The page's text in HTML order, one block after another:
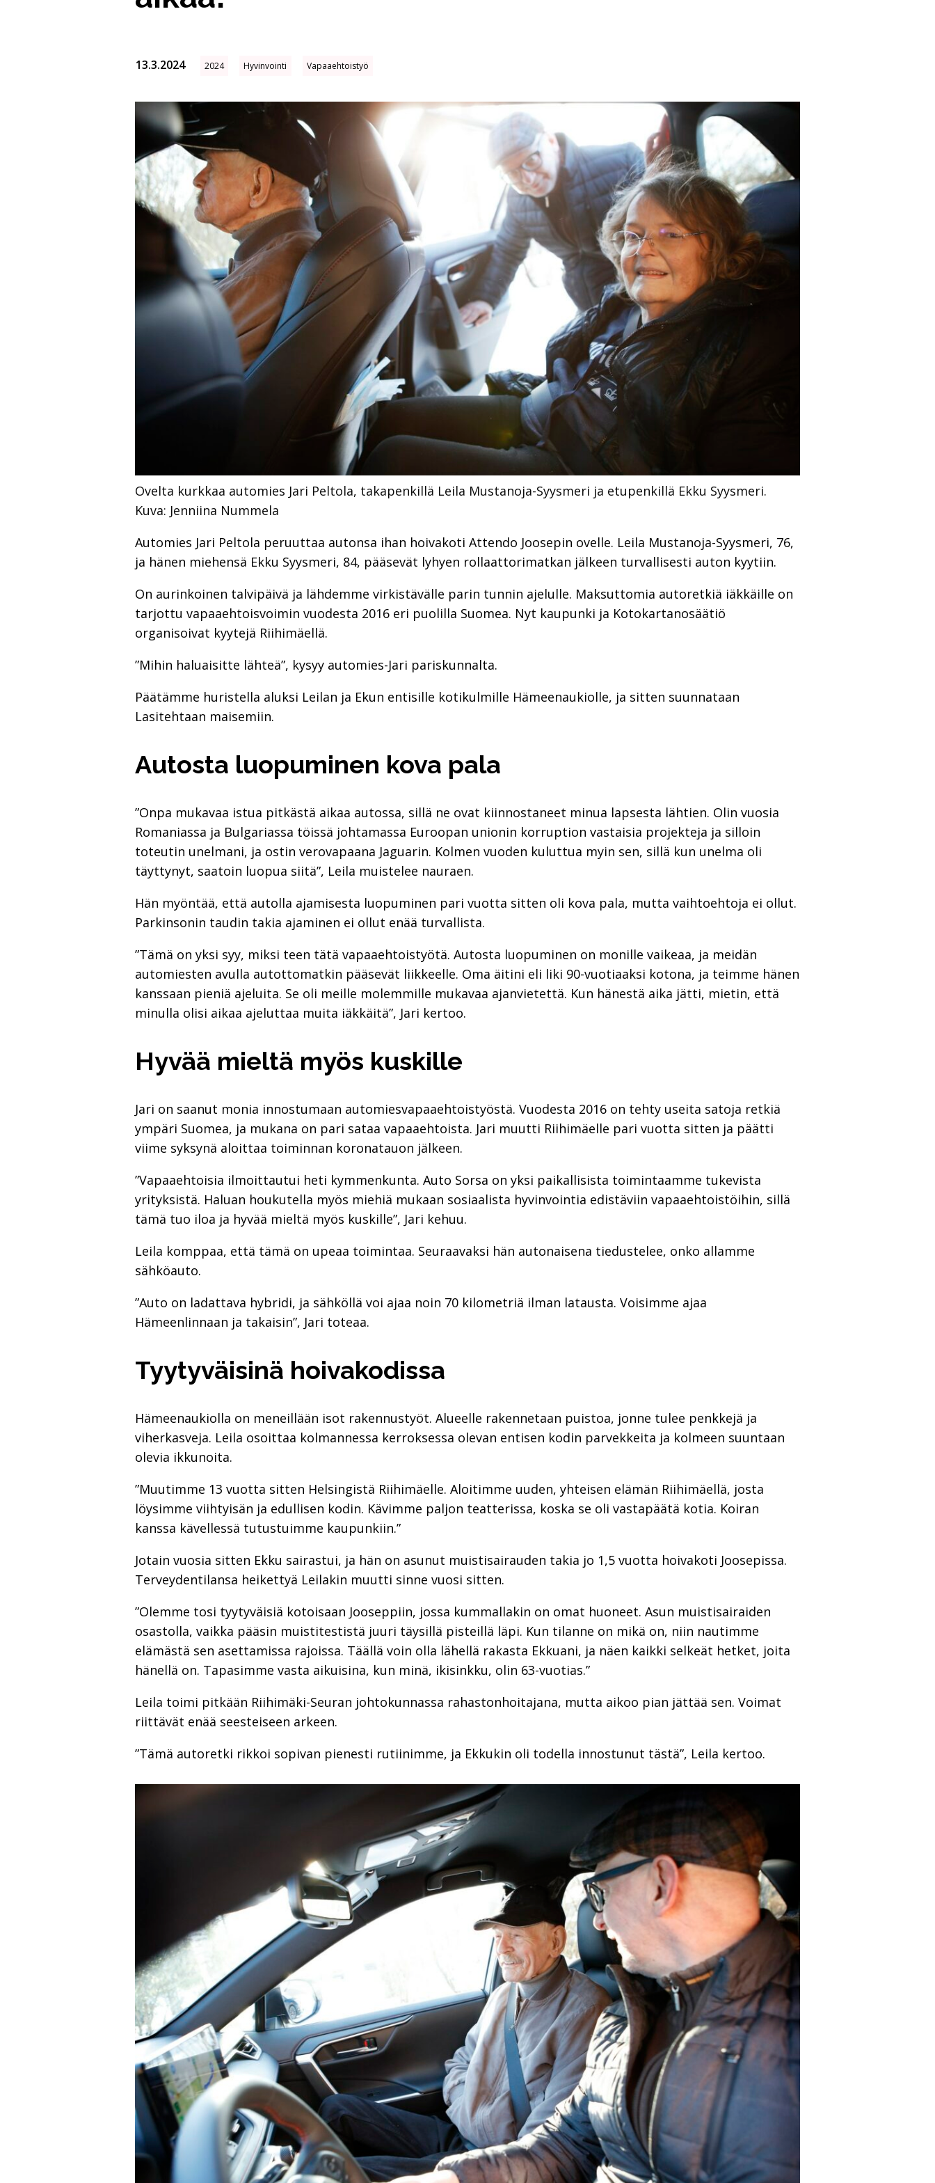
13.3.2024 2024 Hyvinvointi Vapaaehtoistyö
Ovelta kurkkaa automies Jari Peltola, takapenkillä Leila Mustanoja-Syysmeri ja etupenkillä Ekku Syysmeri.
Kuva: Jenniina Nummela
Automies Jari Peltola peruuttaa autonsa ihan hoivakoti Attendo Joosepin ovelle. Leila Mustanoja-Syysmeri, 76,
ja hänen miehensä Ekku Syysmeri, 84, pääsevät lyhyen rollaattorimatkan jälkeen turvallisesti auton kyytiin.
On aurinkoinen talvipäivä ja lähdemme virkistävälle parin tunnin ajelulle. Maksuttomia autoretkiä iäkkäille on
tarjottu vapaaehtoisvoimin vuodesta 2016 eri puolilla Suomea. Nyt kaupunki ja Kotokartanosäätiö
organisoivat kyytejä Riihimäellä.
”Mihin haluaisitte lähteä”, kysyy automies-Jari pariskunnalta.
Päätämme huristella aluksi Leilan ja Ekun entisille kotikulmille Hämeenaukiolle, ja sitten suunnataan
Lasitehtaan maisemiin.
Autosta luopuminen kova pala
”Onpa mukavaa istua pitkästä aikaa autossa, sillä ne ovat kiinnostaneet minua lapsesta lähtien. Olin vuosia
Romaniassa ja Bulgariassa töissä johtamassa Euroopan unionin korruption vastaisia projekteja ja silloin
toteutin unelmani, ja ostin verovapaana Jaguarin. Kolmen vuoden kuluttua myin sen, sillä kun unelma oli
täyttynyt, saatoin luopua siitä”, Leila muistelee nauraen.
Hän myöntää, että autolla ajamisesta luopuminen pari vuotta sitten oli kova pala, mutta vaihtoehtoja ei ollut.
Parkinsonin taudin takia ajaminen ei ollut enää turvallista.
”Tämä on yksi syy, miksi teen tätä vapaaehtoistyötä. Autosta luopuminen on monille vaikeaa, ja meidän
automiesten avulla autottomatkin pääsevät liikkeelle. Oma äitini eli liki 90-vuotiaaksi kotona, ja teimme hänen
kanssaan pieniä ajeluita. Se oli meille molemmille mukavaa ajanvietettä. Kun hänestä aika jätti, mietin, että
minulla olisi aikaa ajeluttaa muita iäkkäitä”, Jari kertoo.
Hyvää mieltä myös kuskille
Jari on saanut monia innostumaan automiesvapaaehtoistyöstä. Vuodesta 2016 on tehty useita satoja retkiä
ympäri Suomea, ja mukana on pari sataa vapaaehtoista. Jari muutti Riihimäelle pari vuotta sitten ja päätti
viime syksynä aloittaa toiminnan koronatauon jälkeen.
”Vapaaehtoisia ilmoittautui heti kymmenkunta. Auto Sorsa on yksi paikallisista toimintaamme tukevista
yrityksistä. Haluan houkutella myös miehiä mukaan sosiaalista hyvinvointia edistäviin vapaaehtoistöihin, sillä
tämä tuo iloa ja hyvää mieltä myös kuskille”, Jari kehuu.
Leila komppaa, että tämä on upeaa toimintaa. Seuraavaksi hän autonaisena tiedustelee, onko allamme
sähköauto.
”Auto on ladattava hybridi, ja sähköllä voi ajaa noin 70 kilometriä ilman latausta. Voisimme ajaa
Hämeenlinnaan ja takaisin”, Jari toteaa.
Tyytyväisinä hoivakodissa
Hämeenaukiolla on meneillään isot rakennustyöt. Alueelle rakennetaan puistoa, jonne tulee penkkejä ja
viherkasveja. Leila osoittaa kolmannessa kerroksessa olevan entisen kodin parvekkeita ja kolmeen suuntaan
olevia ikkunoita.
”Muutimme 13 vuotta sitten Helsingistä Riihimäelle. Aloitimme uuden, yhteisen elämän Riihimäellä, josta
löysimme viihtyisän ja edullisen kodin. Kävimme paljon teatterissa, koska se oli vastapäätä kotia. Koiran
kanssa kävellessä tutustuimme kaupunkiin.”
Jotain vuosia sitten Ekku sairastui, ja hän on asunut muistisairauden takia jo 1,5 vuotta hoivakoti Joosepissa.
Terveydentilansa heikettyä Leilakin muutti sinne vuosi sitten.
”Olemme tosi tyytyväisiä kotoisaan Jooseppiin, jossa kummallakin on omat huoneet. Asun muistisairaiden
osastolla, vaikka pääsin muistitestistä juuri täysillä pisteillä läpi. Kun tilanne on mikä on, niin nautimme
elämästä sen asettamissa rajoissa. Täällä voin olla lähellä rakasta Ekkuani, ja näen kaikki selkeät hetket, joita
hänellä on. Tapasimme vasta aikuisina, kun minä, ikisinkku, olin 63-vuotias.”
Leila toimi pitkään Riihimäki-Seuran johtokunnassa rahastonhoitajana, mutta aikoo pian jättää sen. Voimat
riittävät enää seesteiseen arkeen.
”Tämä autoretki rikkoi sopivan pienesti rutiinimme, ja Ekkukin oli todella innostunut tästä”, Leila kertoo.